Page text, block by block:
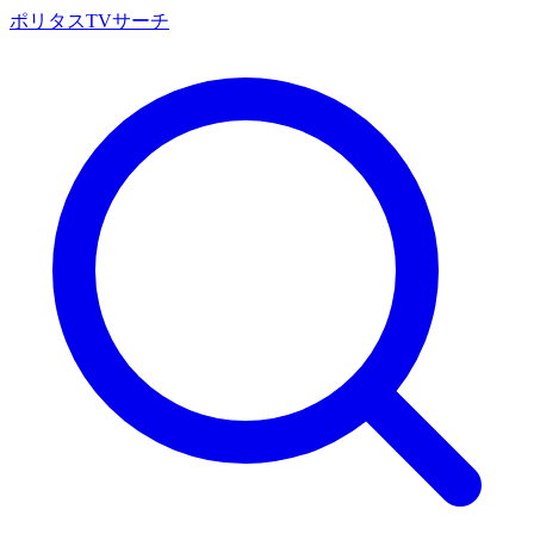
ポリタスTVサーチ